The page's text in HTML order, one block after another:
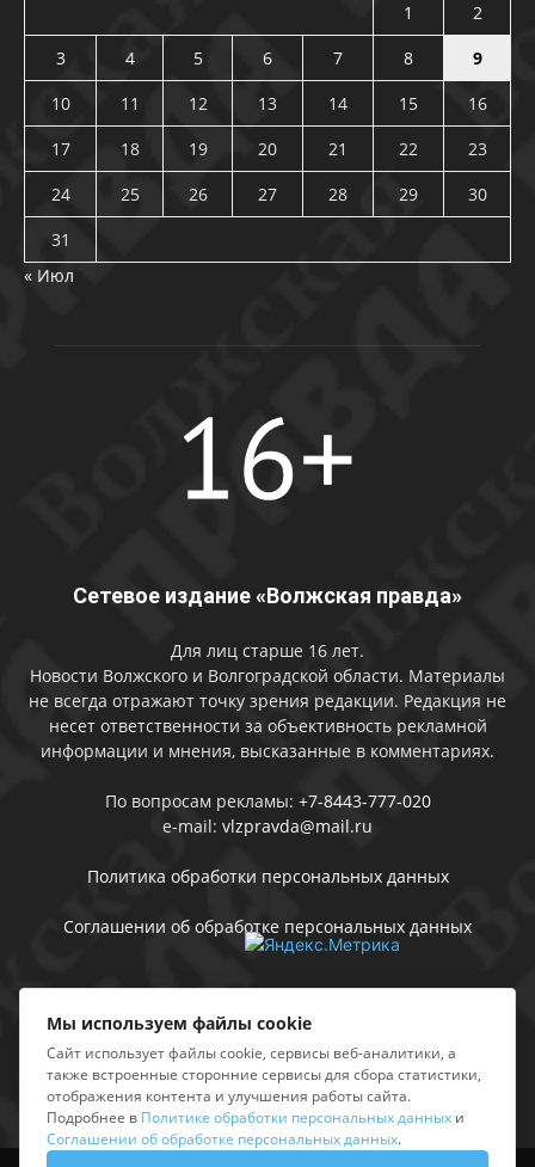
1
2
3
4 5 6 7 8
9
10
11 12 13 14 15
16
17
18 19 20 21 22
23
24
25 26 27 28 29
30
31
« Июл
Сетевое издание «Волжская правда»
Для лиц старше 16 лет.
Новости Волжского и Волгоградской области. Материалы
не всегда отражают точку зрения редакции. Редакция не
несет ответственности за объективность рекламной
информации и мнения, высказанные в комментариях.
По вопросам рекламы: +7-8443-777-020
e-mail: vlzpravda@mail.ru
Политика обработки персональных данных
Соглашении об обработке персональных данных
Присоединяйтесь
Мы используем файлы cookie
Сайт использует файлы cookie, сервисы веб-аналитики, а
также встроенные сторонние сервисы для сбора статистики,
отображения контента и улучшения работы сайта.
Подробнее в Политике обработки персональных данных и
Соглашении об обработке персональных данных.